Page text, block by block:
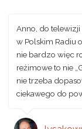
Anno, do
w Polskim Radiu
nie bardzo więc
reżimowe to nie
nie trzeba
ciekawego do